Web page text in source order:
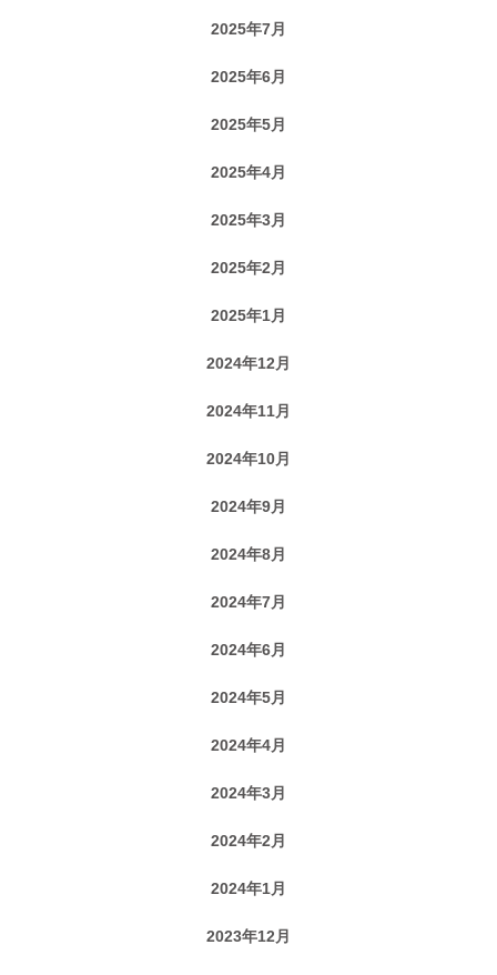
2025年7月
2025年6月
2025年5月
2025年4月
2025年3月
2025年2月
2025年1月
2024年12月
2024年11月
2024年10月
2024年9月
2024年8月
2024年7月
2024年6月
2024年5月
2024年4月
2024年3月
2024年2月
2024年1月
2023年12月